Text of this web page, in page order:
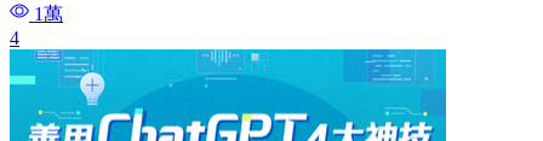
1萬
4